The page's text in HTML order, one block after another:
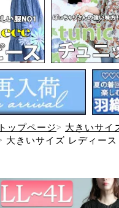
トップページ
大きいサイ
大きいサイズ レディー